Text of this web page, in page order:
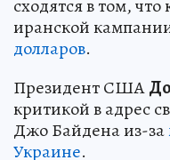
сходятся в том,
иранской
долларов.
Президент США
критикой в адрес
Джо Байдена из-за
Украине.